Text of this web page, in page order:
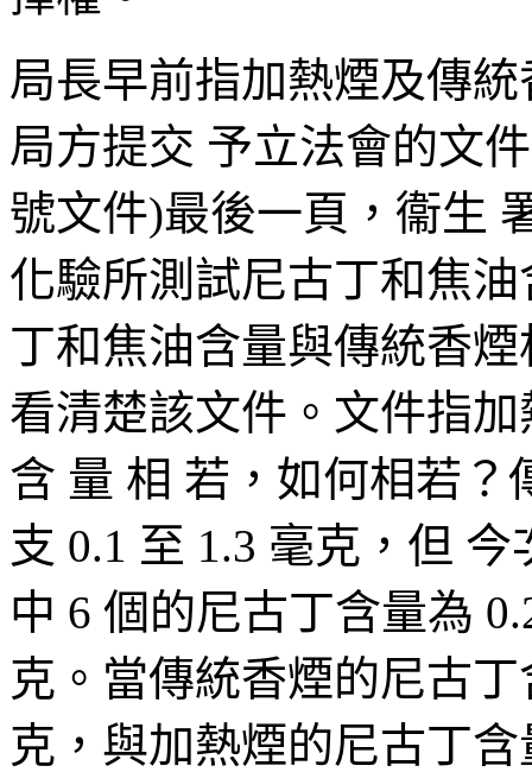
局長早前指加熱煙及傳
局方提交 予立法會的文
號文件)最後一頁，衞生
化驗所測試尼古丁和焦
丁和焦油含量與傳統香
看清楚該文件。文件指
含 量 相 若，如何相若
支 0.1 至 1.3 毫克，但
中 6 個的尼古丁含量為
克。當傳統香煙的尼古
克，與加熱煙的尼古丁